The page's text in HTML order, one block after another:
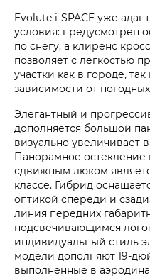
Evolute i‑SPACE уже
условия: предусмотрен
по снегу, а клиренс
позволяет с легкостью
участки как в городе,
зависимости от
Элегантный и
дополняется большой
визуально увеличивает
Панорамное остекление
сдвижным люком
классе. Гибрид
оптикой спереди и
линия передних
подсвечивающимся
индивидуальный стиль
модели дополняют 19-
выполненные в